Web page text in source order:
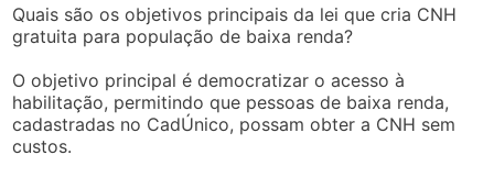
Quais são os objetivos principais da lei que cria CNH
gratuita para população de baixa renda?
O objetivo principal é democratizar o acesso à
habilitação, permitindo que pessoas de baixa renda,
cadastradas no CadÚnico, possam obter a CNH sem
custos.